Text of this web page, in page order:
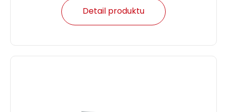
Detail produktu